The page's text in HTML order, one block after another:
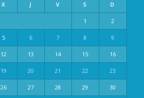
X J V S D
1 2
5 6 7 8 9
12 13 14 15 16
19 20 21 22 23
26 27 28 29 30